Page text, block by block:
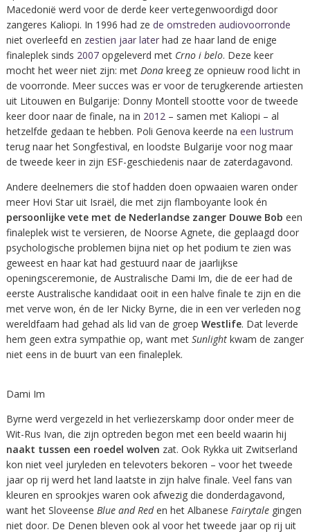
Macedonië werd voor de derde keer vertegenwoordigd door
zangeres Kaliopi. In 1996 had ze de omstreden audiovoorronde
niet overleefd en zestien jaar laterhad ze haar land de enige
finaleplek sinds 2007opgeleverd met Crno i belo. Deze keer
mocht het weer niet zijn: met Dona kreeg ze opnieuw rood licht in
de voorronde. Meer succes was er voor de terugkerende artiesten
uit Litouwen en Bulgarije: Donny Montell stootte voor de tweede
keer door naar de finale, na in 2012– samen met Kaliopi – al
hetzelfde gedaan te hebben. Poli Genova keerde na een lustrum
terug naar het Songfestival, en loodste Bulgarije voor nog maar
de tweede keer in zijn ESF-geschiedenis naar de zaterdagavond.
Andere deelnemers die stof hadden doen opwaaien waren onder
meer Hovi Star uit Israël, die met zijn flamboyante look én
persoonlijke vete met de Nederlandse zanger Douwe Bob een
finaleplek wist te versieren, de Noorse Agnete, die geplaagd door
psychologische problemen bijna niet op het podium te zien was
geweest en haar kat had gestuurd naar de jaarlijkse
openingsceremonie, de Australische Dami Im, die de eer had de
eerste Australische kandidaat ooit in een halve finale te zijn en die
met verve won, én de Ier Nicky Byrne, die in een ver verleden nog
wereldfaam had gehad als lid van de groep Westlife. Dat leverde
hem geen extra sympathie op, want met Sunlightkwam de zanger
niet eens in de buurt van een finaleplek.
Dami Im
Byrne werd vergezeld in het verliezerskamp door onder meer de
Wit-Rus Ivan, die zijn optreden begon met een beeld waarin hij
naakt tussen een roedel wolven zat. Ook Rykka uit Zwitserland
kon niet veel juryleden en televoters bekoren – voor het tweede
jaar op rij werd het land laatste in zijn halve finale. Veel fans van
kleuren en sprookjes waren ook afwezig die donderdagavond,
want het Sloveense Blue and Reden het Albanese Fairytale gingen
niet door. De Denen bleven ook al voor het tweede jaar op rij uit